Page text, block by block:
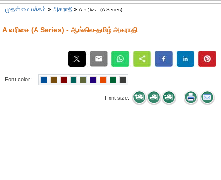
முதன்மை பக்கம் »அகராதி»A வரிசை (A Series)
A வரிசை (A Series) - ஆங்கில-தமிழ் அகராதி
Font color:
Font size: